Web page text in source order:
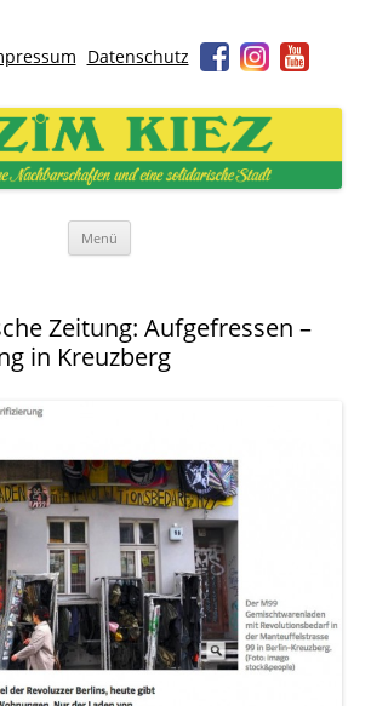
Datenschutz
– Unser Kiez
und eine solidarische Stadt
Menü
Zeitung: Aufgefressen –
in Kreuzberg